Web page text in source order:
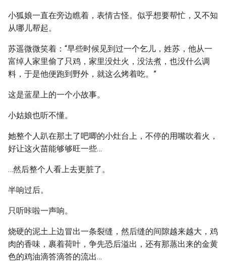
小狐娘一直在旁边瞧着，表情古怪。似乎想要帮忙，又不知
从哪儿帮起。
苏遥微微笑着：“早些时候见到过一个乞儿，姓苏，他从一
富绰人家里偷了只鸡，家里没灶火，没法煮，也没什么调
料，于是他便跑到野外，就这么烤着吃。”
这是蓝星上的一个小故事。
小姑娘也听不懂。
她整个人趴在那土了吧唧的小灶台上，不停的用嘴吹着火，
好让这火苗能够够旺一些…
…然后整个人看上去更脏了。
半响过后。
只听咔啦一声响。
烧硬的泥土上边冒出一条裂缝，然后缝的间隙越来越大，鸡
肉的香味，裹着荷叶，争先恐后溢出，还有那蒸出来的金黄
色的鸡油滴答滴答的流出…